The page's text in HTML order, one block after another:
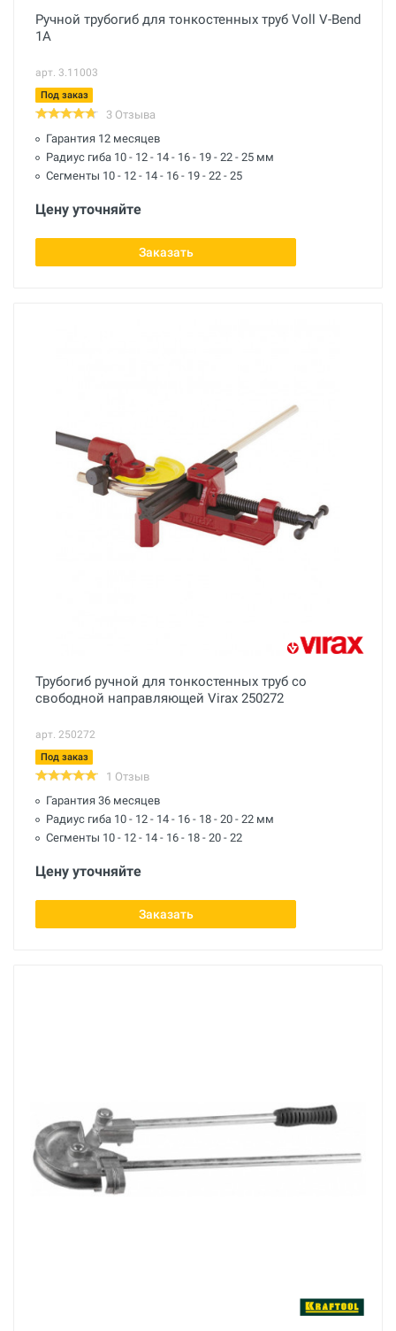
Ручной трубогиб для тонкостенных труб Voll V-Bend
1A
арт. 3.11003
Под заказ
3 Отзыва
Гарантия 12 месяцев
Радиус гиба 10 - 12 - 14 - 16 - 19 - 22 - 25 мм
Сегменты 10 - 12 - 14 - 16 - 19 - 22 - 25
Цену уточняйте
Заказать
Трубогиб ручной для тонкостенных труб со
свободной направляющей Virax 250272
арт. 250272
Под заказ
1 Отзыв
Гарантия 36 месяцев
Радиус гиба 10 - 12 - 14 - 16 - 18 - 20 - 22 мм
Сегменты 10 - 12 - 14 - 16 - 18 - 20 - 22
Цену уточняйте
Заказать